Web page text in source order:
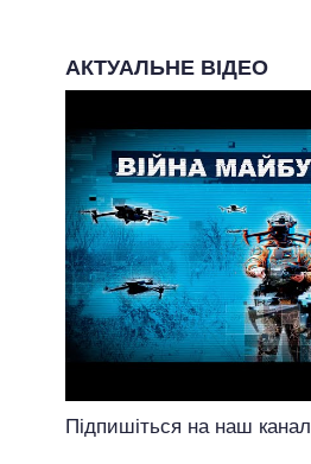
АКТУАЛЬНЕ ВІДЕО
Підпишіться на наш канал